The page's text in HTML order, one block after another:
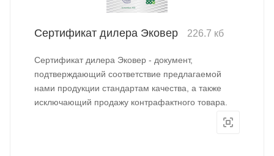
Сертификат дилера Эковер 226.7 кб
Сертификат дилера Эковер - документ,
подтверждающий соответствие предлагаемой
нами продукции стандартам качества, а также
исключающий продажу контрафактного товара.